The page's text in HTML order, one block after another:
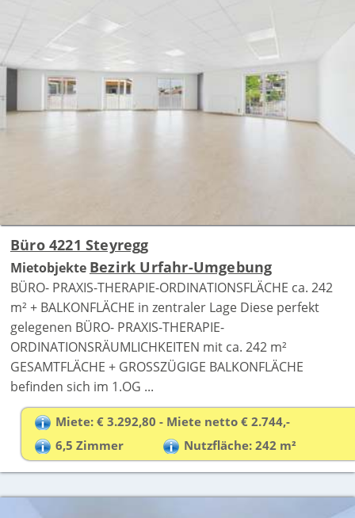
Büro 4221 Steyregg
Mietobjekte Bezirk Urfahr-Umgebung
BÜRO- PRAXIS-THERAPIE-ORDINATIONSFLÄCHE ca. 242
m² + BALKONFLÄCHE in zentraler Lage Diese perfekt
gelegenen BÜRO- PRAXIS-THERAPIE-
ORDINATIONSRÄUMLICHKEITEN mit ca. 242 m²
GESAMTFLÄCHE + GROSSZÜGIGE BALKONFLÄCHE
befinden sich im 1.OG ...
Miete: € 3.292,80 - Miete netto € 2.744,-
6,5 Zimmer
Nutzfläche: 242 m²